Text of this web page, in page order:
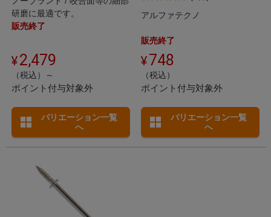
研磨に最適です。
販売終了
2,479
（税込）～
ポイント付与対象外
バリエーション一覧
へ
アルファテクノ
販売終了
748
（税込）
ポイント付与対象外
バリエーション一覧
へ